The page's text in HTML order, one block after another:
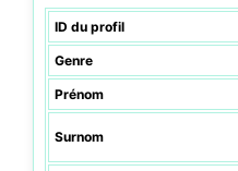
ID du profil
Genre
Prénom
Surnom